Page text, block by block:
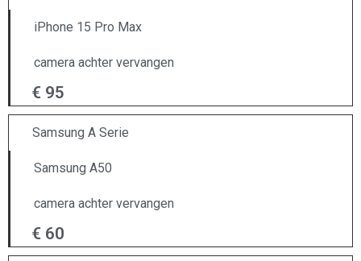
iPhone 15 Pro Max
camera achter vervangen
€ 95
Samsung A Serie
Samsung A50
camera achter vervangen
€ 60